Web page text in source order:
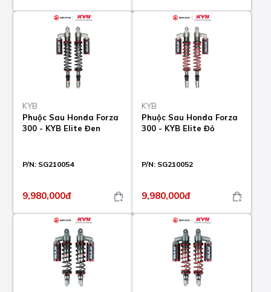
KYB
Phuộc Sau Honda Forza
300 - KYB Elite Đen
P/N: SG210054
9,980,000đ
KYB
Phuộc Sau Honda Forza
300 - KYB Elite Đỏ
P/N: SG210052
9,980,000đ